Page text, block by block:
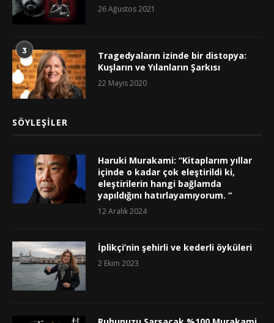
26 Ağustos 2021
3
Tragedyaların izinde bir distopya:
Kuşların ve Yılanların Şarkısı
22 Mayıs 2020
SÖYLEŞILER
Haruki Murakami: “Kitaplarım yıllar
içinde o kadar çok eleştirildi ki,
eleştirilerin hangi bağlamda
yapıldığını hatırlayamıyorum. “
12 Aralık 2024
İplikçi’nin şehirli ve kederli öyküleri
2 Ekim 2023